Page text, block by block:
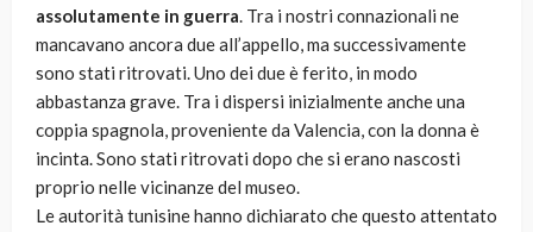
assolutamente in guerra. Tra i nostri connazionali ne
mancavano ancora due all’appello, ma successivamente
sono stati ritrovati. Uno dei due è ferito, in modo
abbastanza grave. Tra i dispersi inizialmente anche una
coppia spagnola, proveniente da Valencia, con la donna è
incinta. Sono stati ritrovati dopo che si erano nascosti
proprio nelle vicinanze del museo.
Le autorità tunisine hanno dichiarato che questo attentato